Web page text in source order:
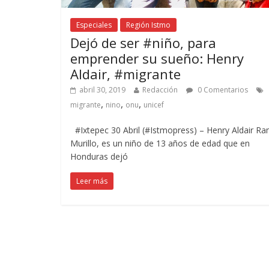
Especiales Región Istmo
Dejó de ser #niño, para
emprender su sueño: Henry
Aldair, #migrante
abril 30, 2019 Redacción
0 Comentarios
migrante, nino, onu, unicef
#Ixtepec 30 Abril (#Istmopress) – Henry Aldair
Murillo, es un niño de 13 años de edad que en
Honduras dejó
Leer más